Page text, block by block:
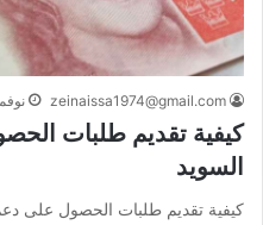
zeinaissa1974@gmail.com نوفمبر
كيفية تقديم طلبات
السويد
كيفية تقديم طلبات الحصول على